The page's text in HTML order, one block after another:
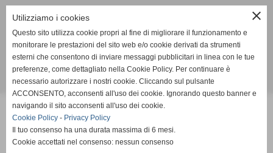
Realizzazione sito web www.istitutoformazioneintervento.it
close
Utilizziamo i cookies
Questo sito utilizza cookie propri al fine di migliorare il funzionamento e
monitorare le prestazioni del sito web e/o cookie derivati da strumenti
esterni che consentono di inviare messaggi pubblicitari in linea con le tue
preferenze, come dettagliato nella Cookie Policy. Per continuare è
necessario autorizzare i nostri cookie. Cliccando sul pulsante
ACCONSENTO, acconsenti all'uso dei cookie. Ignorando questo banner e
navigando il sito acconsenti all'uso dei cookie.
Cookie Policy - Privacy Policy
Il tuo consenso ha una durata massima di 6 mesi.
Cookie accettati nel consenso: nessun consenso